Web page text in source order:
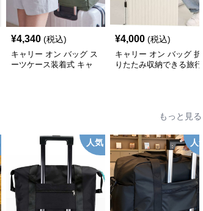
¥4,340 (税込)
キャリー オン バッグ ス
ーツケース装着式 キャ
¥4,000 (税込)
キャリー オン バッグ 折
りたたみ収納できる旅行
もっと見る
人気 人気